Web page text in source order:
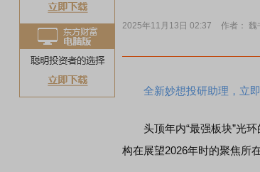
2025年11月13日 02:37 作者： 魏
全新妙想投研助理，立
头顶年内“最强板块”光环
构在展望2026年时的聚焦所在